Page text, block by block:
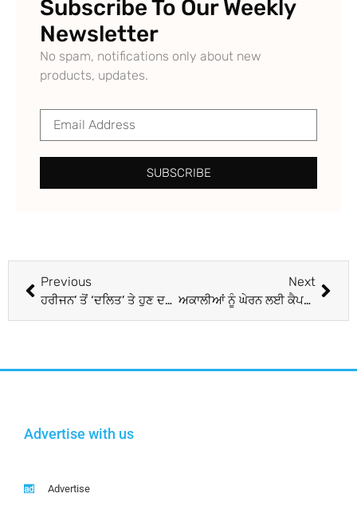
Subscribe To Our Weekly
Newsletter
No spam, notifications only about new
products, updates.
SUBSCRIBE
Previous
ਹਰੀਜਨ’ ਤੋਂ ‘ਦਲਿਤ’ ਤੇ ਹੁਣ ਦਲਿਤ ਤੋਂ ਸੂਚੀਦਰਜ ਜਾਤੀ? ਪਰ ਇਸ ਨਾਲ ਫ਼ਰਕ ਕੀ ਪਵੇਗਾ?
Next
ਅਕਾਲੀਆਂ ਨੂੰ ਘੇਰਨ ਲਈ ਕੈਪਟਨ ਨੇ ਬੇਅਦਬੀ ਪੀੜਤ ਪਿੰਡਾਂ ‘ਚ ਭੇਜੇ ਆਪਣੇ ਪੰਜ ਜਰਨੈਲ
Advertise with us
Advertise